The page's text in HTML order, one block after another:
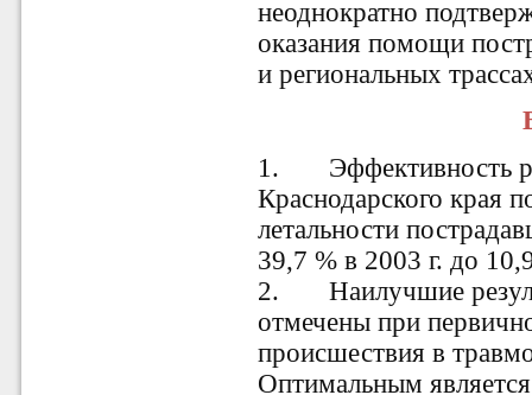
неоднократно
оказания помощи
и региональных
1.
Эффективность
Краснодарского края
летальности
39,7 % в 2003 г. до
2.
Наилучшие
отмечены при
происшествия в
Оптимальным